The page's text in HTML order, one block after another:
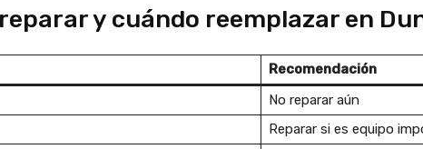
y cuándo reemplazar en
Recomendación
No reparar aún
Reparar si es equipo